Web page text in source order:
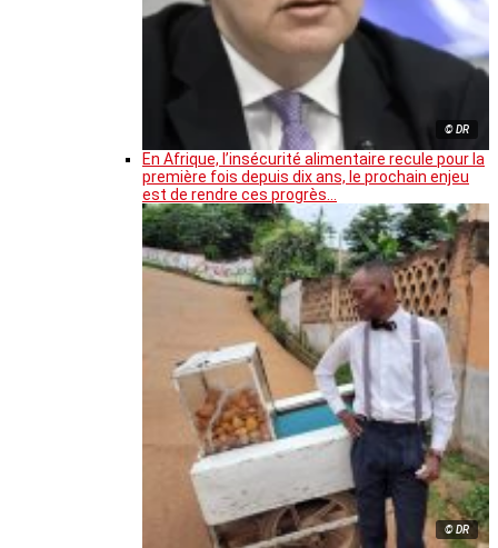
© DR
En Afrique, l’insécurité alimentaire recule pour la
première fois depuis dix ans, le prochain enjeu
est de rendre ces progrès…
© DR